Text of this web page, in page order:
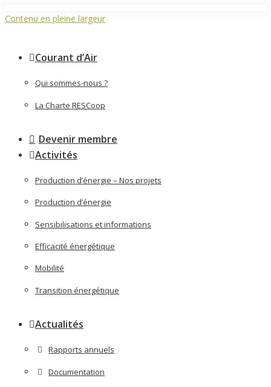
Contenu en pleine largeur
Courant d’Air
Qui sommes-nous ?
La Charte RESCoop
Devenir membre
Activités
Production d’énergie – Nos projets
Production d’énergie
Sensibilisations et informations
Efficacité énergétique
Mobilité
Transition énergétique
Actualités
Rapports annuels
Documentation